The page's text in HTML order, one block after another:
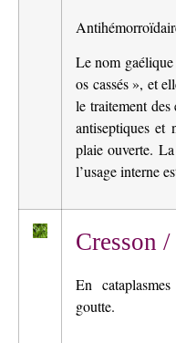
Le nom
os cassés », et
le traitement des
antiseptiques et
plaie ouverte.
l’usage interne
Cresson
En
goutte.